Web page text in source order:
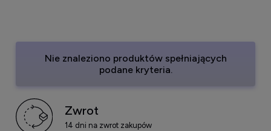
Nie znaleziono produktów spełniających
podane kryteria.
Zwrot
14 dni na zwrot zakupów